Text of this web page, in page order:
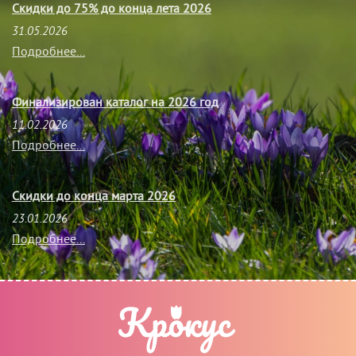
Скидки до 75% до конца лета 2026
31.05.2026
Подробнее...
Финализирован каталог на 2026 год
11.02.2026
Подробнее...
Скидки до конца марта 2026
23.01.2026
Подробнее...